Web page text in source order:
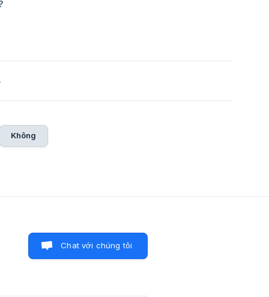
Không
Chat với chúng tôi